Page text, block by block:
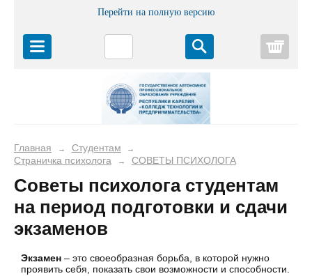
Перейти на полную версию
Главная → Студентам →
Страничка психолога → СОВЕТЫ ПСИХОЛОГА
Советы психолога студентам
на период подготовки и сдачи
экзаменов
Экзамен – это своеобразная борьба, в которой нужно
проявить себя, показать свои возможности и способности.